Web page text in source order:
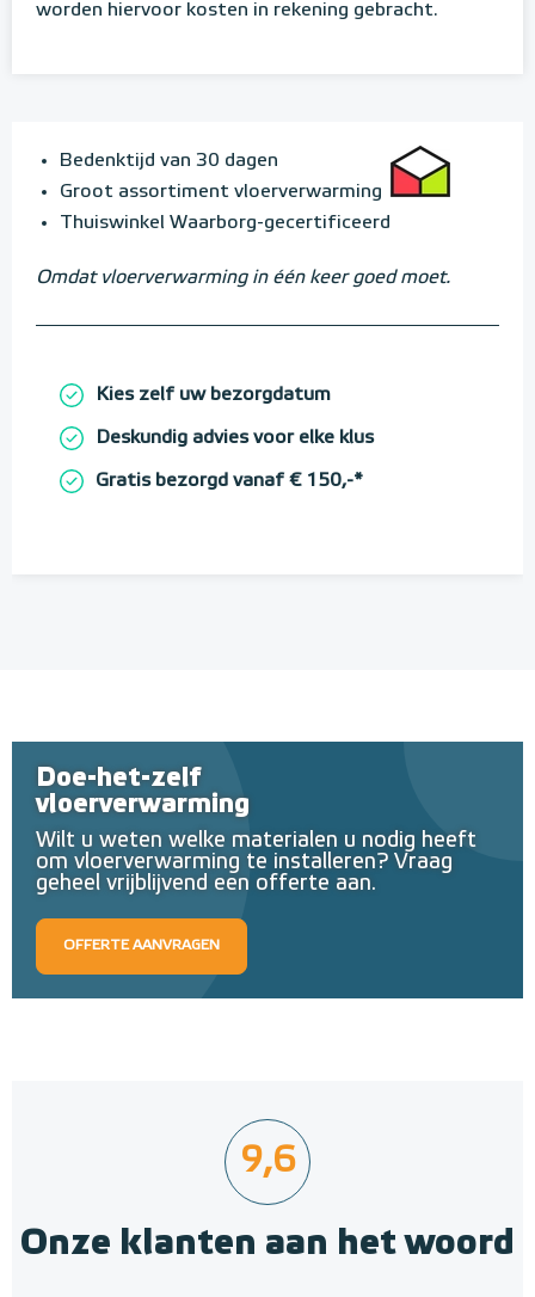
worden hiervoor kosten in rekening gebracht.
Bedenktijd van 30 dagen
Groot assortiment vloerverwarming
Thuiswinkel Waarborg-gecertificeerd
Omdat vloerverwarming in één keer goed moet.
Kies zelf uw bezorgdatum
Deskundig advies voor elke klus
Gratis bezorgd vanaf € 150,-*
Doe-het-zelf
vloerverwarming
Wilt u weten welke materialen u nodig heeft
om vloerverwarming te installeren? Vraag
geheel vrijblijvend een offerte aan.
OFFERTE AANVRAGEN
9,6
Onze klanten aan het woord